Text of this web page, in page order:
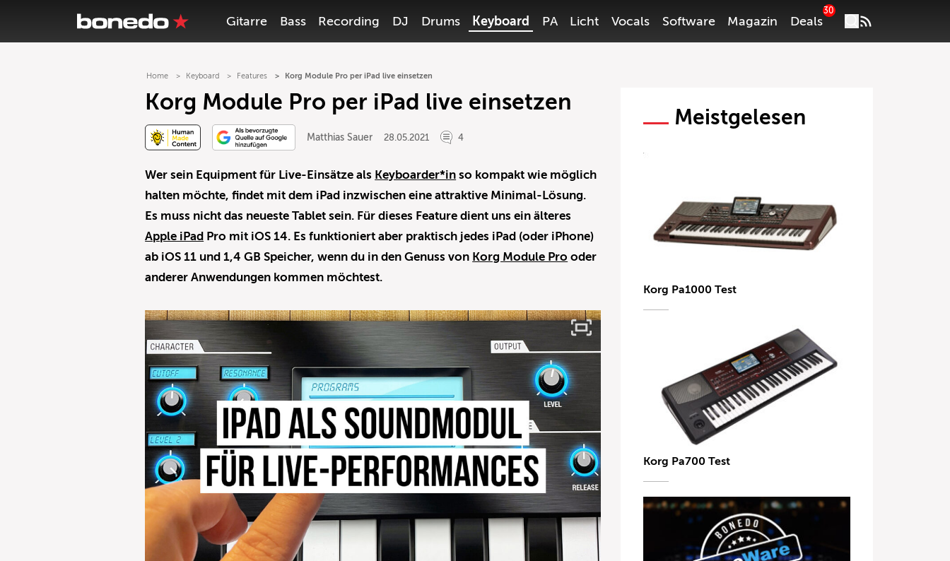
Gitarre Bass Recording DJ Drums Keyboard PA Licht Vocals Software Magazin Deals
30
Home Keyboard Features Korg Module Pro per iPad live einsetzen
Korg Module Pro per iPad live einsetzen
Matthias Sauer 28.05.2021 4
Wer sein Equipment für Live-Einsätze als Keyboarder*in so kompakt wie möglich
halten möchte, findet mit dem iPad inzwischen eine attraktive Minimal-Lösung.
Es muss nicht das neueste Tablet sein. Für dieses Feature dient uns ein älteres
Apple iPad Pro mit iOS 14. Es funktioniert aber praktisch jedes iPad (oder iPhone)
ab iOS 11 und 1,4 GB Speicher, wenn du in den Genuss von Korg Module Pro oder
anderer Anwendungen kommen möchtest.
Meistgelesen
Korg Pa1000 Test
Korg Pa700 Test